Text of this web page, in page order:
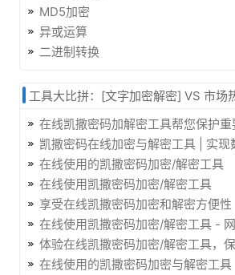
MD5加密
异或运算
二进制转换
工具大比拼：[文字加密解密] VS 市场
在线凯撒密码加解密工具帮您保护重
凯撒密码在线加密与解密工具 | 实现
在线使用的凯撒密码加密/解密工具
在线使用凯撒密码加密/解密工具
享受在线凯撒密码加密和解密方便性
在线使用凯撒密码加密/解密工具 -
体验在线凯撒密码加密/解密工具，
在线使用的凯撒密码加密与解密工具